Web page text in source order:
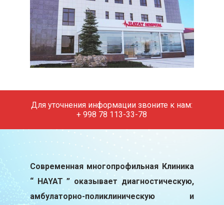
Для уточнения информации звоните к нам:
+ 998 78 113-33-78
Современная многопрофильная Клиника
“ HAYAT ” оказывает диагностическую,
амбулаторно-поликлиническую и